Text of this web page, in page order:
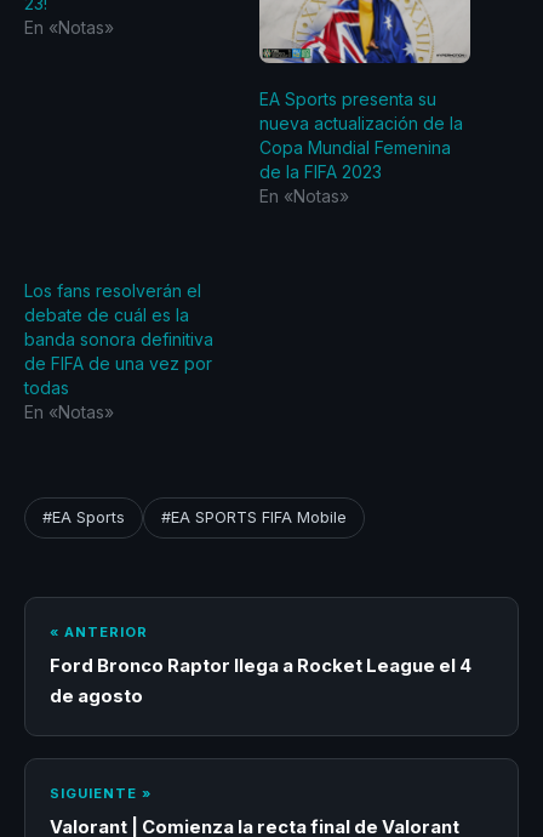
En «Notas»
EA Sports presenta su
nueva actualización de la
Copa Mundial Femenina
de la FIFA 2023
En «Notas»
Los fans resolverán el
debate de cuál es la
banda sonora definitiva
de FIFA de una vez por
todas
En «Notas»
#EA Sports #EA SPORTS FIFA Mobile
« ANTERIOR
Ford Bronco Raptor llega a Rocket League el 4
de agosto
SIGUIENTE »
Valorant | Comienza la recta final de Valorant